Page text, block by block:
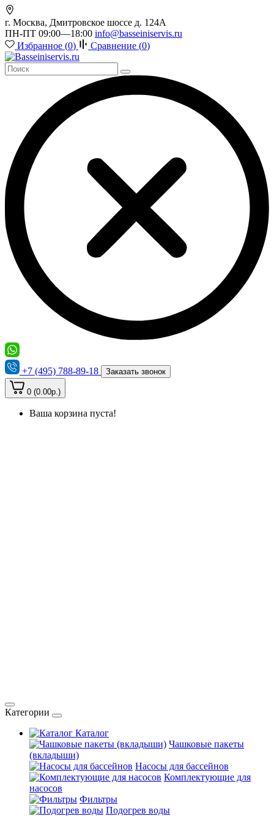
г. Москва, Дмитровское шоссе д. 124А
ПН-ПТ 09:00—18:00 info@basseiniservis.ru
Избранное (0) Сравнение (0)
+7 (495) 788-89-18 Заказать звонок
0 (0.00р.)
Ваша корзина пуста!
Категории
Каталог
Чашковые пакеты
(вкладыши)
Насосы для бассейнов
Комплектующие для
насосов
Фильтры
Подогрев воды